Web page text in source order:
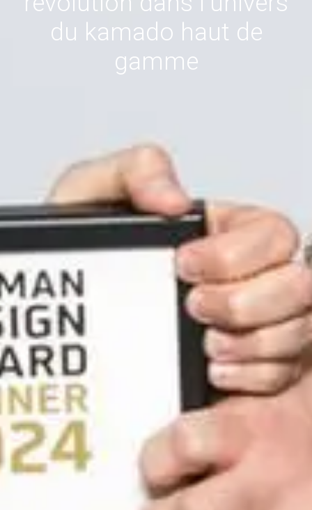
du kamado haut de
gamme